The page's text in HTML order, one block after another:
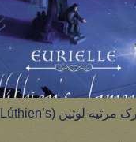
متن ترانه ترک مرثیه لوتین (Lúthien’s